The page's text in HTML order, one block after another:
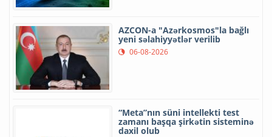
AZCON-a "Azərkosmos"la bağlı
yeni səlahiyyətlər verilib
06-08-2026
“Meta”nın süni intellekti test
zamanı başqa şirkətin sisteminə
daxil olub